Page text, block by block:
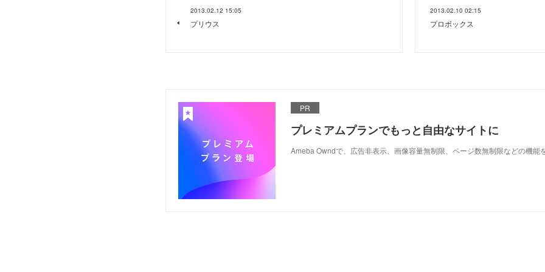
2013.02.12 15:05
プリウス
2013.02.10 02:15
プロボックス
PR
プレミアムプランでもっと自由なサイトに
Ameba Owndで、広告非表示、画像容量無制限、ページ数無制限などの機能